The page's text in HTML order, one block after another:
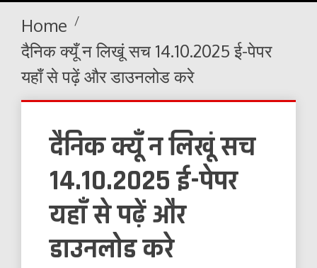
Home
दैनिक क्यूँ न लिखूं सच 14.10.2025 ई-पेपर
यहाँ से पढ़ें और डाउनलोड करे
दैनिक क्यूँ न लिखूं सच
14.10.2025 ई-पेपर
यहाँ से पढ़ें और
डाउनलोड करे